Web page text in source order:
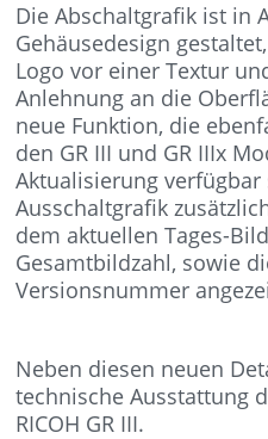
Die Abschaltgrafik ist in
Gehäusedesign
Logo vor einer Textur
Anlehnung an die
neue Funktion, die
den GR III und GR IIIx
Aktualisierung
Ausschaltgrafik
dem aktuellen Tages-
Gesamtbildzahl, sowie
Versionsnummer
Neben diesen neuen
technische Ausstattung
RICOH GR III.